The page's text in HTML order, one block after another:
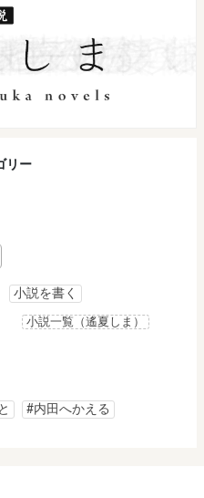
リー
小説を書く
小説一覧（遙夏しま）
#内田へかえる